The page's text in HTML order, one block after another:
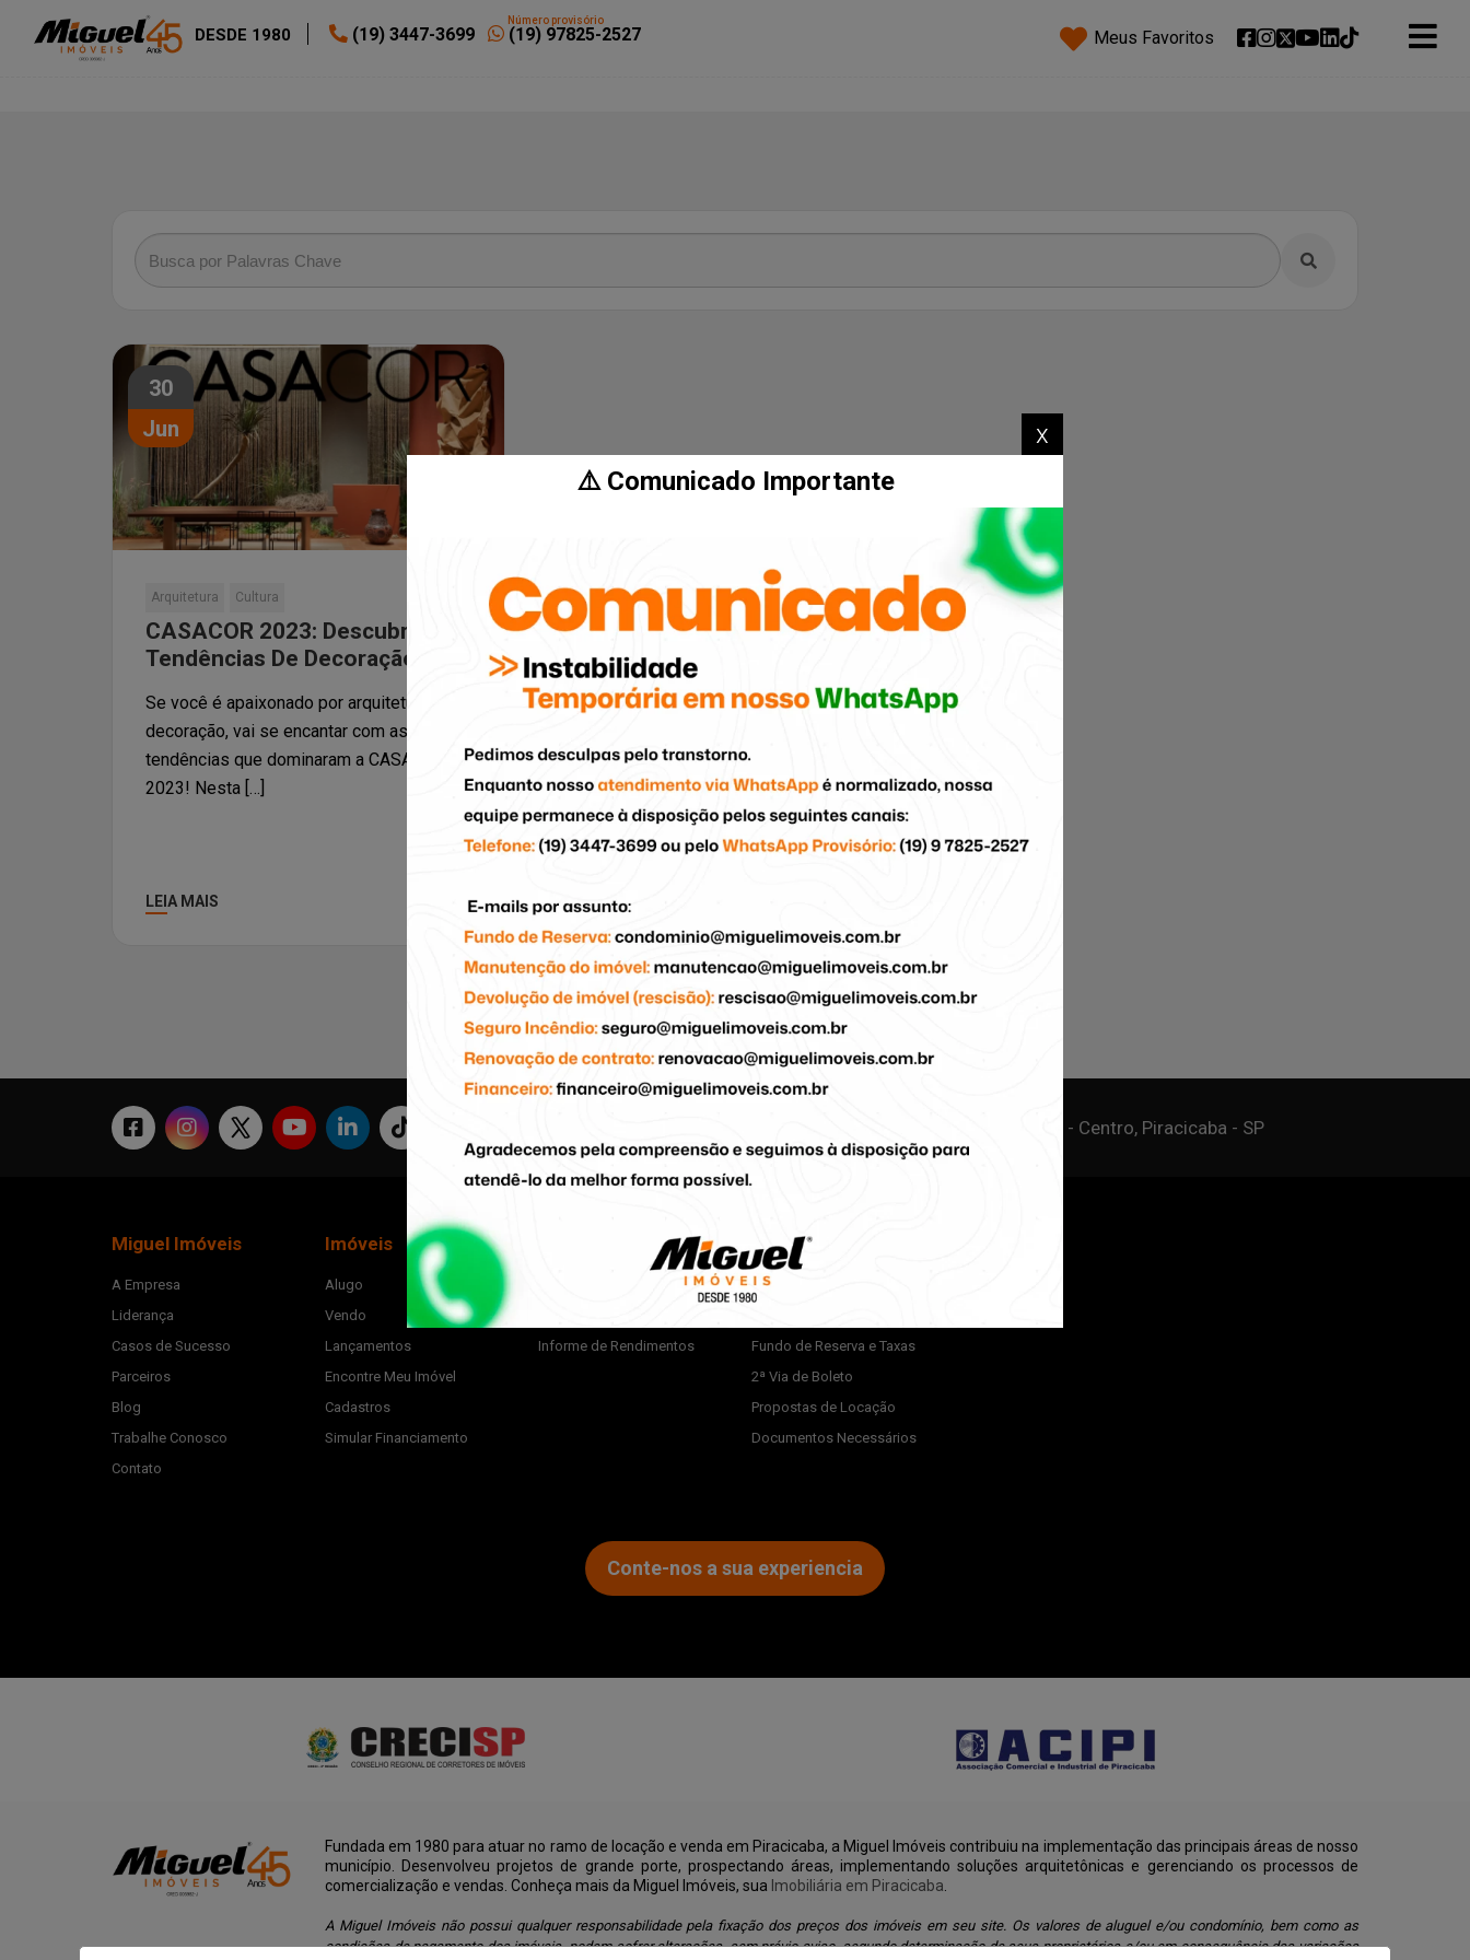
DESDE 1980 (19) 3447-3699 (19) 97825-2527
Número provisório
Meus Favoritos
30
Jun
Arquitetura Cultura
CASACOR 2023: Descubra As
Tendências De Decoração
Se você é apaixonado por arquitetura e
decoração, vai se encantar com as
tendências que dominaram a CASACOR
2023! Nesta […]
LEIA MAIS
Av. Independência, 190 - Centro, Piracicaba - SP
Miguel Imóveis
A Empresa
Liderança
Casos de Sucesso
Parceiros
Blog
Trabalhe Conosco
Contato
Imóveis
Alugo
Vendo
Lançamentos
Encontre Meu Imóvel
Cadastros
Simular Financiamento
Informe de Rendimentos
Inquilinos
Desocupação do imóvel
Fundo de Reserva e Taxas
2ª Via de Boleto
Propostas de Locação
Documentos Necessários
Conte-nos a sua experiencia
Fundada em 1980 para atuar no ramo de locação e venda em Piracicaba, a Miguel Imóveis contribuiu na implementação das principais áreas de nosso
município. Desenvolveu projetos de grande porte, prospectando áreas, implementando soluções arquitetônicas e gerenciando os processos de
comercialização e vendas. Conheça mais da Miguel Imóveis, sua Imobiliária em Piracicaba
A Miguel Imóveis não possui qualquer responsabilidade pela fixação dos preços dos imóveis em seu site. Os valores de aluguel e/ou condomínio, bem como as
condições de pagamento dos imóveis, podem sofrer alterações, sem prévio aviso, segundo determinação de seus proprietários e/ou em consequência das variações
x
⚠️ Comunicado Importante